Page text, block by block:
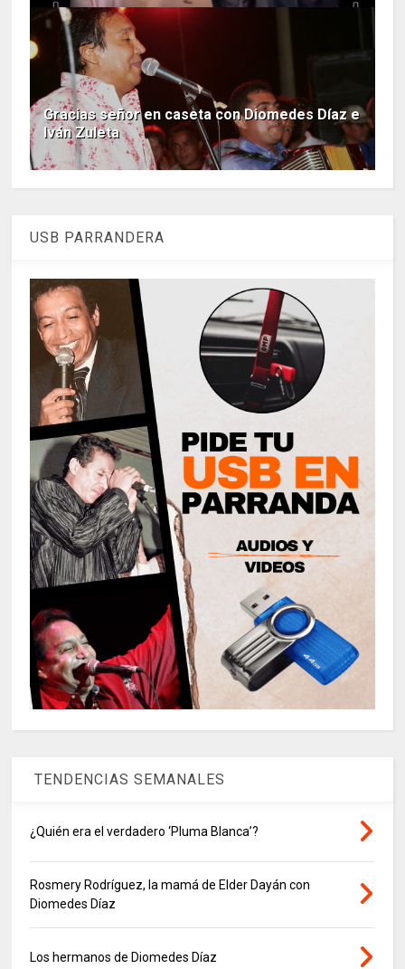
Gracias señor en caseta con Diomedes Díaz e
Iván Zuleta
USB PARRANDERA
TENDENCIAS SEMANALES
¿Quién era el verdadero ‘Pluma Blanca’?
Rosmery Rodríguez, la mamá de Elder Dayán con
Diomedes Díaz
Los hermanos de Diomedes Díaz